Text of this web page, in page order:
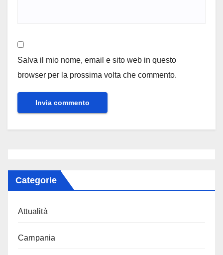
Salva il mio nome, email e sito web in questo
browser per la prossima volta che commento.
Categorie
Attualità
Campania